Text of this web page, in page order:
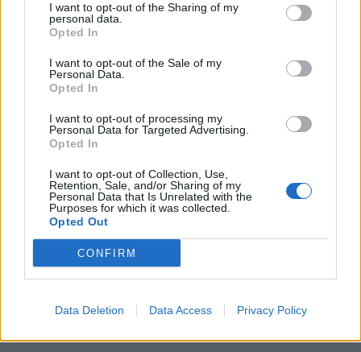
I want to opt-out of the Sharing of my
personal data.
Opted In
I want to opt-out of the Sale of my
Personal Data.
Opted In
I want to opt-out of processing my
Personal Data for Targeted Advertising.
Opted In
I want to opt-out of Collection, Use,
Retention, Sale, and/or Sharing of my
Personal Data that Is Unrelated with the
Purposes for which it was collected.
Opted Out
CONFIRM
Data Deletion Data Access Privacy Policy
ΑΡΚΑΔΙΑ
ΑΓΙΟΣ ΠΕΤΡΟΣ
ΒΛΑΧΟΚΕΡΑΣΙΑ ΑΝΕΜΟΓΕΝΝΗΤΡΙΕΣ